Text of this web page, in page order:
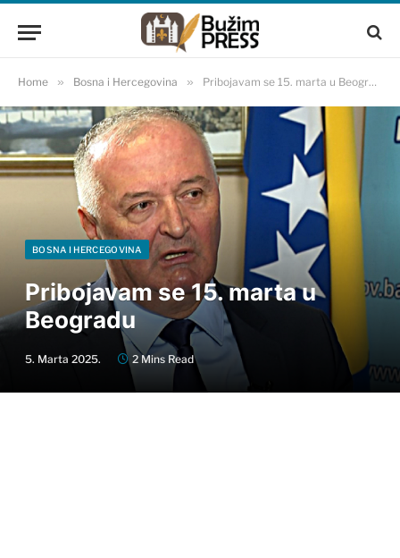
Home » Bosna i Hercegovina » Pribojavam se 15. marta u Beogradu
BOSNA I HERCEGOVINA
Pribojavam se 15. marta u
Beogradu
5. Marta 2025. 2 Mins Read